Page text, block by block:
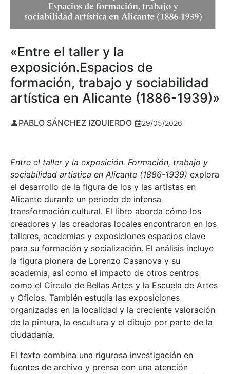
«Entre el taller y la
exposición.Espacios de
formación, trabajo y sociabilidad
artística en Alicante (1886-1939)»
PABLO SÁNCHEZ IZQUIERDO 29/05/2026
Entre el taller y la exposición. Formación, trabajo y
sociabilidad artística en Alicante (1886-1939) explora
el desarrollo de la figura de los y las artistas en
Alicante durante un periodo de intensa
transformación cultural. El libro aborda cómo los
creadores y las creadoras locales encontraron en los
talleres, academias y exposiciones espacios clave
para su formación y socialización. El análisis incluye
la figura pionera de Lorenzo Casanova y su
academia, así como el impacto de otros centros
como el Círculo de Bellas Artes y la Escuela de Artes
y Oficios. También estudia las exposiciones
organizadas en la localidad y la creciente valoración
de la pintura, la escultura y el dibujo por parte de la
ciudadanía.
El texto combina una rigurosa investigación en
fuentes de archivo y prensa con una atención